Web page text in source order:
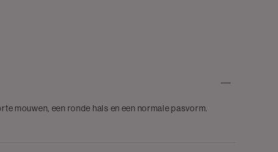
mouwen, een ronde hals en een normale pasvorm.